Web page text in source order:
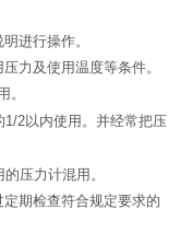
进行操作。
压力及使用温度等条件。
。
1/2以内使用。并经常把压
压力计混用。
定期检查符合规定要求的